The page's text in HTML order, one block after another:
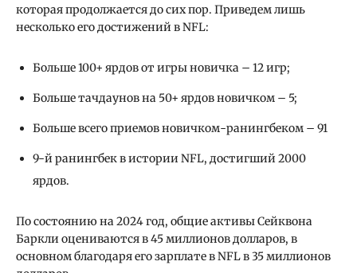
которая продолжается до сих пор. Приведем лишь
несколько его достижений в NFL:
Больше 100+ ярдов от игры новичка – 12 игр;
Больше тачдаунов на 50+ ярдов новичком – 5;
Больше всего приемов новичком-ранингбеком – 91
9-й ранингбек в истории NFL, достигший 2000
ярдов.
По состоянию на 2024 год, общие активы Сейквона
Баркли оцениваются в 45 миллионов долларов, в
основном благодаря его зарплате в NFL в 35 миллионов